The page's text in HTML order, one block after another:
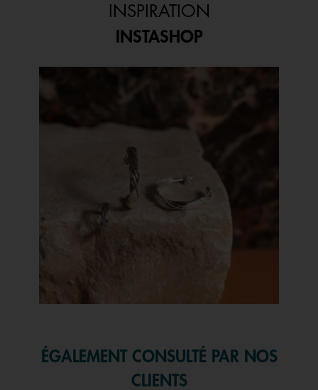
INSPIRATION
INSTASHOP
Media Carousel
Carousel with product photos. Use the previous and next buttons to
ÉGALEMENT CONSULTÉ PAR NOS
CLIENTS